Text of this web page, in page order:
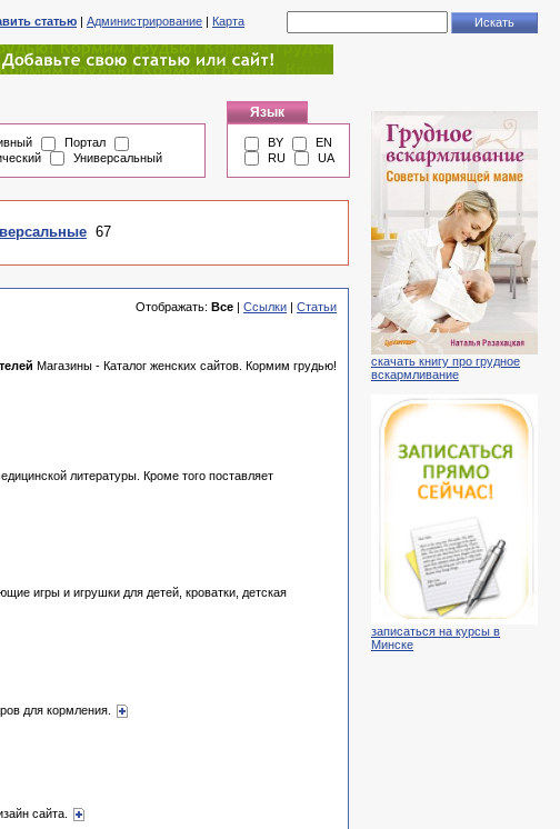
статью | Администрирование | Карта
Портал
Универсальный
Язык
BY
EN
RU
UA
67
Отображать: Все | Ссылки | Статьи
Магазины - Каталог женских сайтов. Кормим грудью!
литературы. Кроме того поставляет
игры и игрушки для детей, кроватки, детская
для кормления.
сайта.
скачать книгу про грудное
вскармливание
записаться на курсы в
Минске